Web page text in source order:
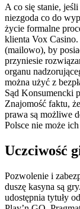
A co się stanie,
niezgoda co do
życie formalne
klienta Vox Casino.
(mailowo), by
przyniesie
organu
można użyć z
Sąd Konsumencki
Znajomość faktu,
prawa są możliwe
Polsce nie może
Uczciwość
Pozwolenie i
duszę kasyna są
udostępnia tytuły